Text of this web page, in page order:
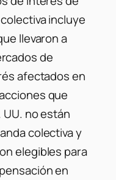
incluye
llevaron a
de
afectados en
que
no están
colectiva y
elegibles para
en